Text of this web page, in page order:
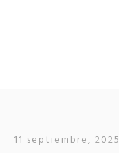
11 septiembre, 2025